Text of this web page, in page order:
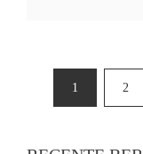
Berichten
paginering
1 2